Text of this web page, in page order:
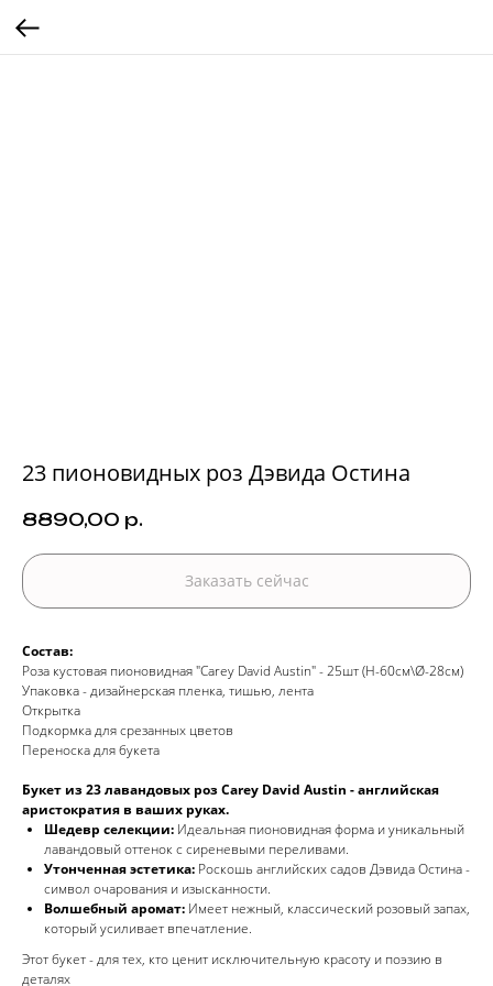
23 пионовидных роз Дэвида Остина
8890,00 р.
Заказать сейчас
Состав:
Роза кустовая пионовидная "Carey David Austin" - 25шт (H-60см\Ø-28см)
Упаковка - дизайнерская пленка, тишью, лента
Открытка
Подкормка для срезанных цветов
Переноска для букета
Букет из 23 лавандовых роз Carey David Austin - английская
аристократия в ваших руках.
Шедевр селекции: Идеальная пионовидная форма и уникальный
лавандовый оттенок с сиреневыми переливами.
Утонченная эстетика: Роскошь английских садов Дэвида Остина -
символ очарования и изысканности.
Волшебный аромат: Имеет нежный, классический розовый запах,
который усиливает впечатление.
Этот букет - для тех, кто ценит исключительную красоту и поэзию в
деталях